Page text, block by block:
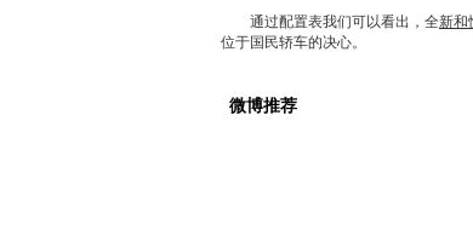
通过配置表我们可以看出，全新和
位于国民轿车的决心。
微博推荐